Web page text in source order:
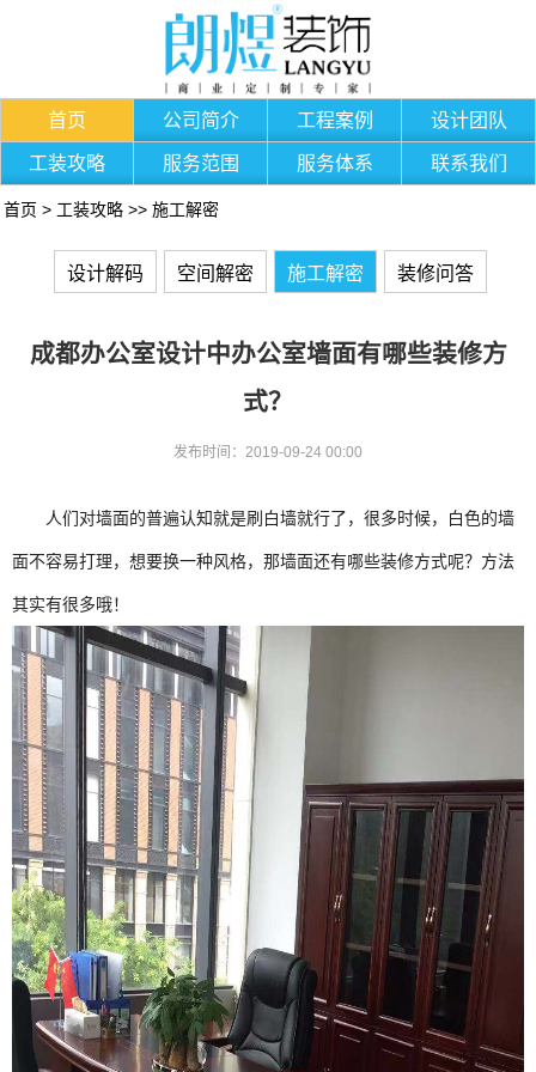
首页 公司简介 工程案例 设计团队
工装攻略 服务范围 服务体系 联系我们
首页 > 工装攻略 >> 施工解密
设计解码 空间解密 施工解密 装修问答
成都办公室设计中办公室墙面有哪些装修方
式？
发布时间：2019-09-24 00:00
人们对墙面的普遍认知就是刷白墙就行了，很多时候，白色的墙
面不容易打理，想要换一种风格，那墙面还有哪些装修方式呢？方法
其实有很多哦！